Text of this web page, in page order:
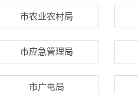
市农业农村局
市应急管理局
市广电局